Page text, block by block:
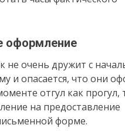
оформление
не очень дружит с
и опасается, что они
отгул как
на предоставление
форме.